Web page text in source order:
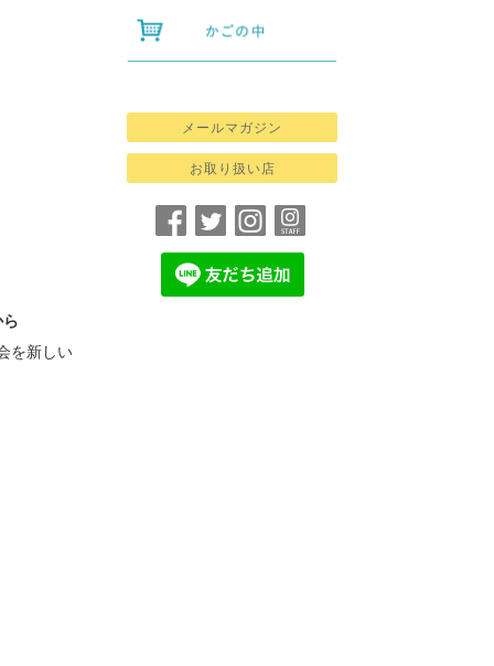
を新しい
メールマガジン
お取り扱い店